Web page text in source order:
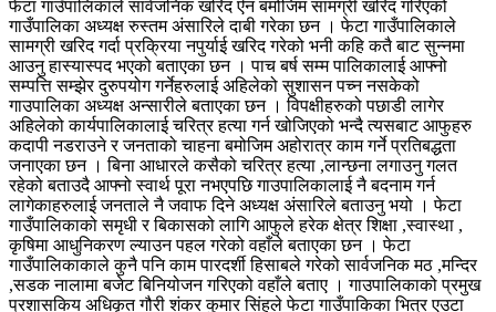
फेंटा गाउँपालिकाले सार्वजनिक खरिद ऎन बमोजिम सामग्री खरिद गरिएको
गाउँपालिका अध्यक्ष रुस्तम अंसारिले दाबी गरेका छन । फेटा गाउँपालिकाले
सामग्री खरिद गर्दा प्रक्रिया नपुर्याई खरिद गरेको भनी कहि कतै बाट सुन्नमा
आउनु हास्यास्पद भएको बताएका छन । पाच बर्ष सम्म पालिकालाई आफ्नो
सम्पत्ति सम्झेर दुरुपयोग गर्नेहरुलाई अहिलेको सुशासन पच्न नसकेको
गाउपालिका अध्यक्ष अन्सारीले बताएका छन । विपक्षीहरुको पछाडी लागेर
अहिलेको कार्यपालिकालाई चरित्र हत्या गर्न खोजिएको भन्दै त्यसबाट आफुहरु
कदापी नडराउने र जनताको चाहना बमोजिम अहोरात्र काम गर्ने प्रतिबद्धता
जनाएका छन । बिना आधारले कसैको चरित्र हत्या ,लान्छना लगाउनु गलत
रहेको बताउदै आफ्नो स्वार्थ पूरा नभएपछि गाउपालिकालाई नै बदनाम गर्न
लागेकाहरुलाई जनताले नै जवाफ दिने अध्यक्ष अंसारिले बताउनु भयो । फेटा
गाउँपालिकाको समृधी र बिकासको लागि आफुले हरेक क्षेत्र शिक्षा ,स्वास्था ,
कृषिमा आधुनिकरण ल्याउन पहल गरेको वहाँले बताएका छन । फेटा
गाउँपालिकाकाले कुनै पनि काम पारदर्शी हिसाबले गरेको सार्वजनिक मठ ,मन्दिर
,सडक नालामा बजेट बिनियोजन गरिएको वहाँले बताए । गाउपालिकाको प्रमुख
प्रशासकिय अधिकृत गौरी शंकर कुमार सिंहले फेटा गाउँपाकिका भित्र एउटा